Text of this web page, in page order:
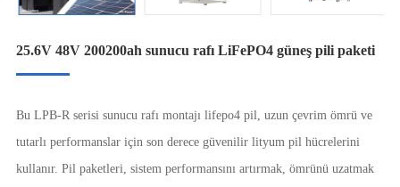
25.6V 48V 200200ah sunucu rafı LiFePO4 güneş pili paketi
Bu LPB-R serisi sunucu rafı montajı lifepo4 pil, uzun çevrim ömrü ve
tutarlı performanslar için son derece güvenilir lityum pil hücrelerini
kullanır. Pil paketleri, sistem performansını artırmak, ömrünü uzatmak